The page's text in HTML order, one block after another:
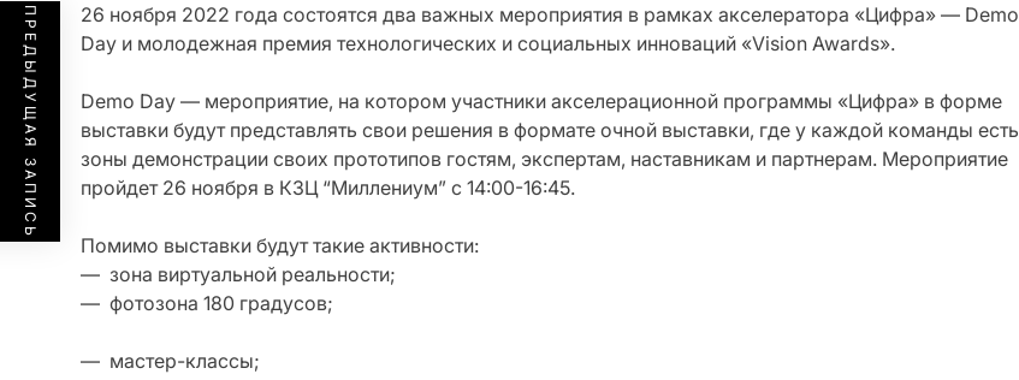
26 ноября 2022 года состоятся два важных мероприятия в рамках акселератора «Цифра» — Demo
Day и молодежная премия технологических и социальных инноваций «Vision Awards».
Demo Day — мероприятие, на котором участники акселерационной программы «Цифра» в форме
выставки будут представлять свои решения в формате очной выставки, где у каждой команды есть
зоны демонстрации своих прототипов гостям, экспертам, наставникам и партнерам. Мероприятие
пройдет 26 ноября в КЗЦ “Миллениум” с 14:00-16:45.
Помимо выставки будут такие активности:
— зона виртуальной реальности;
— фотозона 180 градусов;
— мастер-классы;
ПРЕДЫДУЩАЯ ЗАПИСЬ